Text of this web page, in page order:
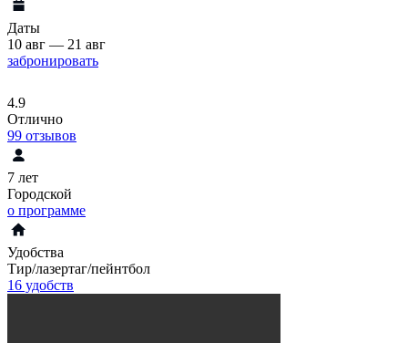
Даты
10 авг — 21 авг
забронировать
4.9
Отлично
99 отзывов
7 лет
Городской
о программе
Удобства
Тир/лазертаг/пейнтбол
16 удобств